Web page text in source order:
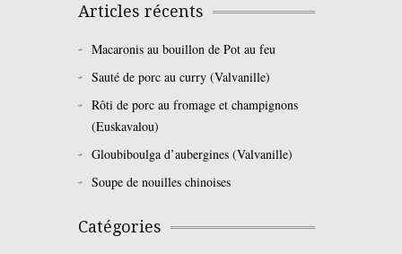
Articles récents
Macaronis au bouillon de Pot au feu
Sauté de porc au curry (Valvanille)
Rôti de porc au fromage et champignons
(Euskavalou)
Gloubiboulga d’aubergines (Valvanille)
Soupe de nouilles chinoises
Catégories